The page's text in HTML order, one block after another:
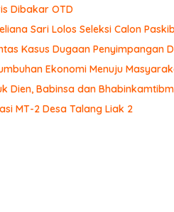
Dibakar OTD
Sari Lolos Seleksi Calon
Kasus Dugaan Penyimpangan
Ekonomi Menuju
Dien, Babinsa dan
MT-2 Desa Talang Liak 2